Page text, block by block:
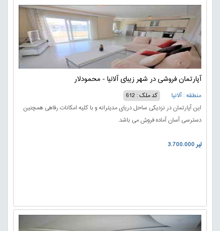
آپارتمان فروشی در شهر زیبای آلانیا - محمودلار
منطقه : آلانیا
کد ملک : 612
این آپارتمان در نزدیکی ساحل دریای مدیترانه و با کلیه امکانات رفاهی همچنین
دسترسی آسان آماده فروش می باشد.
3.700.000 لیر